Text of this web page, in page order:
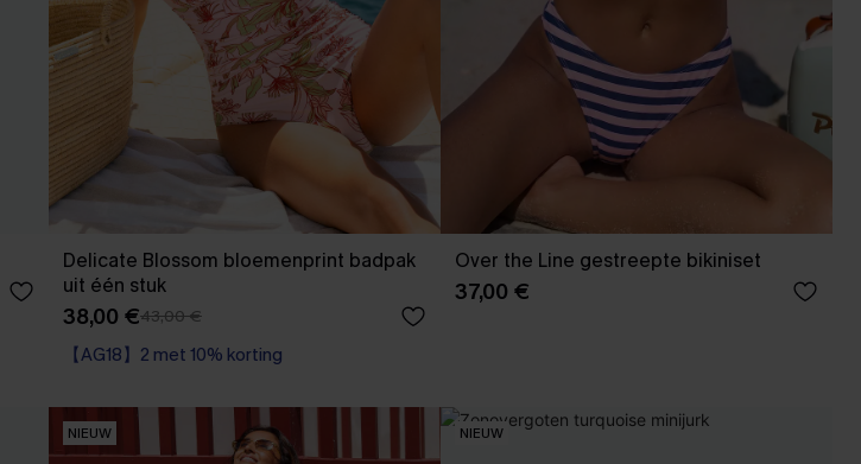
Delicate Blossom bloemenprint badpak
uit één stuk
38,00 €43,00 €
【AG18】2 met 10% korting
【AG18】2 met 10% korting
Over the Line gestreepte bikiniset
37,00 €
NIEUW NIEUW